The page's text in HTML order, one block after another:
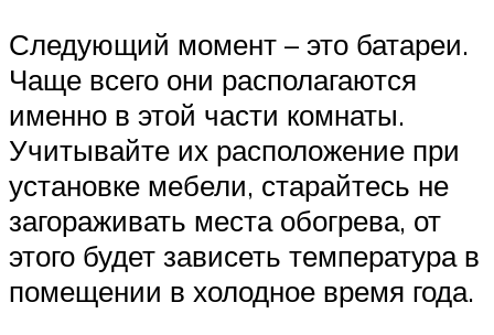
Следующий момент – это батареи.
Чаще всего они располагаются
именно в этой части комнаты.
Учитывайте их расположение при
установке мебели, старайтесь не
загораживать места обогрева, от
этого будет зависеть температура в
помещении в холодное время года.